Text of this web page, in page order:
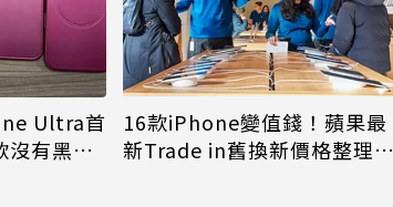
Ultra首
沒有黑色
16款iPhone變值錢！蘋果最
新Trade in舊換新價格整理 6